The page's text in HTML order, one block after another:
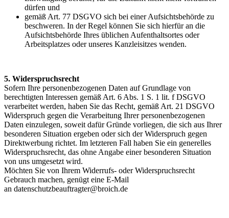
dürfen und
gemäß Art. 77 DSGVO sich bei einer Aufsichtsbehörde zu
beschweren. In der Regel können Sie sich hierfür an die
Aufsichtsbehörde Ihres üblichen Aufenthaltsortes oder
Arbeitsplatzes oder unseres Kanzleisitzes wenden.
5. Widerspruchsrecht
Sofern Ihre personenbezogenen Daten auf Grundlage von
berechtigten Interessen gemäß Art. 6 Abs. 1 S. 1 lit. f DSGVO
verarbeitet werden, haben Sie das Recht, gemäß Art. 21 DSGVO
Widerspruch gegen die Verarbeitung Ihrer personenbezogenen
Daten einzulegen, soweit dafür Gründe vorliegen, die sich aus Ihrer
besonderen Situation ergeben oder sich der Widerspruch gegen
Direktwerbung richtet. Im letzteren Fall haben Sie ein generelles
Widerspruchsrecht, das ohne Angabe einer besonderen Situation
von uns umgesetzt wird.
Möchten Sie von Ihrem Widerrufs- oder Widerspruchsrecht
Gebrauch machen, genügt eine E-Mail
an datenschutzbeauftragter@broich.de